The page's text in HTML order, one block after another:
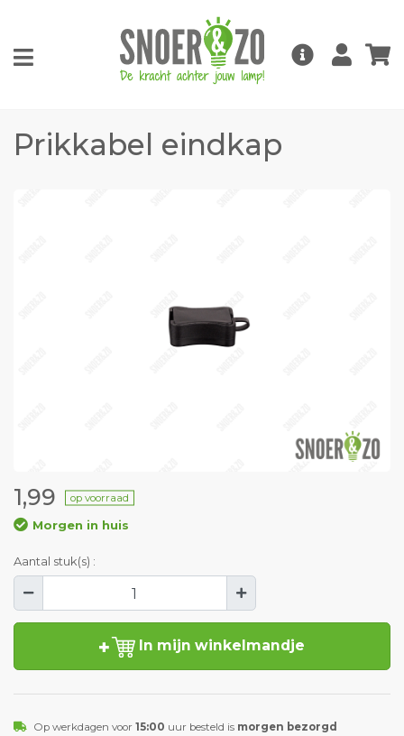
Prikkabel eindkap
1,99 op voorraad
Morgen in huis
Aantal stuk(s) :
In mijn winkelmandje
Op werkdagen voor 15:00 uur besteld is morgen bezorgd